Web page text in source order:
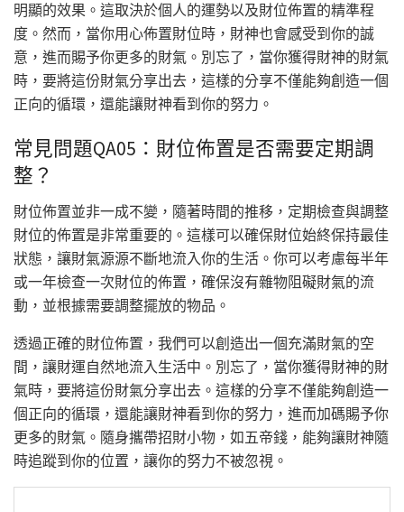
明顯的效果。這取決於個人的運勢以及財位佈置的精準程
度。然而，當你用心佈置財位時，財神也會感受到你的誠
意，進而賜予你更多的財氣。別忘了，當你獲得財神的財氣
時，要將這份財氣分享出去，這樣的分享不僅能夠創造一個
正向的循環，還能讓財神看到你的努力。
常見問題QA05：財位佈置是否需要定期調
整？
財位佈置並非一成不變，隨著時間的推移，定期檢查與調整
財位的佈置是非常重要的。這樣可以確保財位始終保持最佳
狀態，讓財氣源源不斷地流入你的生活。你可以考慮每半年
或一年檢查一次財位的佈置，確保沒有雜物阻礙財氣的流
動，並根據需要調整擺放的物品。
透過正確的財位佈置，我們可以創造出一個充滿財氣的空
間，讓財運自然地流入生活中。別忘了，當你獲得財神的財
氣時，要將這份財氣分享出去。這樣的分享不僅能夠創造一
個正向的循環，還能讓財神看到你的努力，進而加碼賜予你
更多的財氣。隨身攜帶招財小物，如五帝錢，能夠讓財神隨
時追蹤到你的位置，讓你的努力不被忽視。